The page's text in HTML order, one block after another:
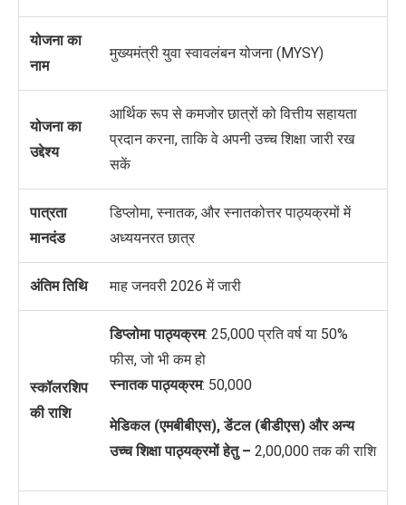
योजना का
नाम
मुख्यमंत्री युवा स्वावलंबन योजना (MYSY)
योजना का
उद्देश्य
आर्थिक रूप से कमजोर छात्रों को वित्तीय सहायता
प्रदान करना, ताकि वे अपनी उच्च शिक्षा जारी रख
सकें
पात्रता
मानदंड
डिप्लोमा, स्नातक, और स्नातकोत्तर पाठ्यक्रमों में
अध्ययनरत छात्र
अंतिम तिथि माह जनवरी 2026 में जारी
स्कॉलरशिप
की राशि
डिप्लोमा पाठ्यक्रम: 25,000 प्रति वर्ष या 50%
फीस, जो भी कम हो
स्नातक पाठ्यक्रम: 50,000
मेडिकल (एमबीबीएस), डेंटल (बीडीएस) और अन्य
उच्च शिक्षा पाठ्यक्रमों हेतु – 2,00,000 तक की राशि